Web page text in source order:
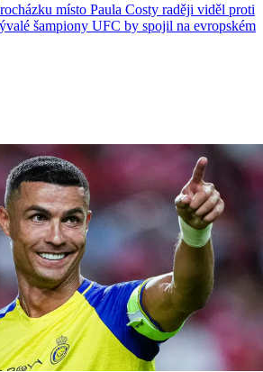
místo Paula Costy raději viděl proti
šampiony UFC by spojil na evropském